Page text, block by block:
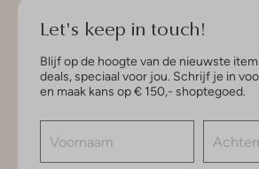
Let's keep in touch!
Blijf op de hoogte van de nieuwste
deals, speciaal voor jou. Schrijf je in
en maak kans op € 150,- shoptegoed.